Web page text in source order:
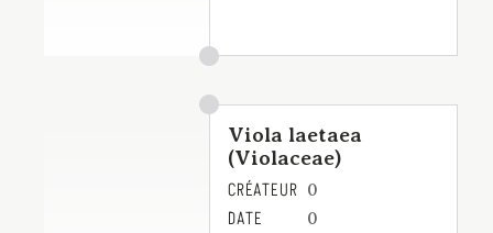
Viola laetaea
(Violaceae)
CRÉATEUR 0
DATE 0